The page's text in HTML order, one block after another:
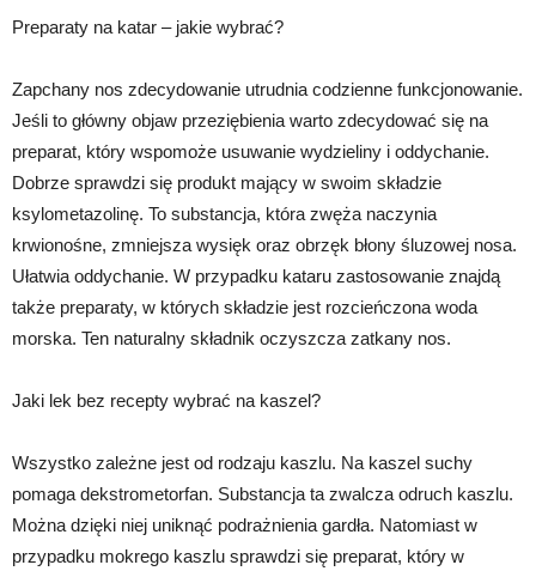
Preparaty na katar – jakie wybrać?
Zapchany nos zdecydowanie utrudnia codzienne funkcjonowanie.
Jeśli to główny objaw przeziębienia warto zdecydować się na
preparat, który wspomoże usuwanie wydzieliny i oddychanie.
Dobrze sprawdzi się produkt mający w swoim składzie
ksylometazolinę. To substancja, która zwęża naczynia
krwionośne, zmniejsza wysięk oraz obrzęk błony śluzowej nosa.
Ułatwia oddychanie. W przypadku kataru zastosowanie znajdą
także preparaty, w których składzie jest rozcieńczona woda
morska. Ten naturalny składnik oczyszcza zatkany nos.
Jaki lek bez recepty wybrać na kaszel?
Wszystko zależne jest od rodzaju kaszlu. Na kaszel suchy
pomaga dekstrometorfan. Substancja ta zwalcza odruch kaszlu.
Można dzięki niej uniknąć podrażnienia gardła. Natomiast w
przypadku mokrego kaszlu sprawdzi się preparat, który w